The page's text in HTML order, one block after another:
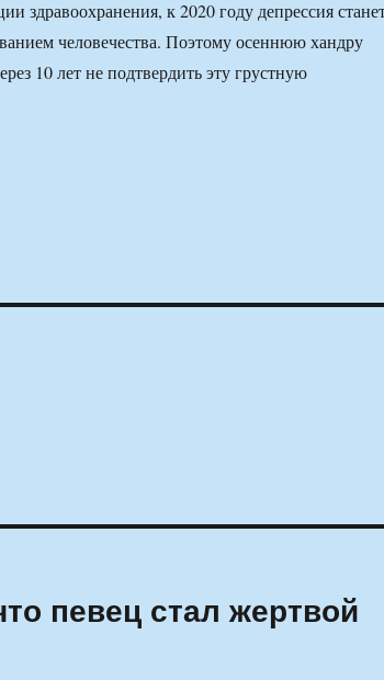
здравоохранения, к 2020 году депрессия
человечества. Поэтому осеннюю хандру
10 лет не подтвердить эту грустную
певец стал жертвой